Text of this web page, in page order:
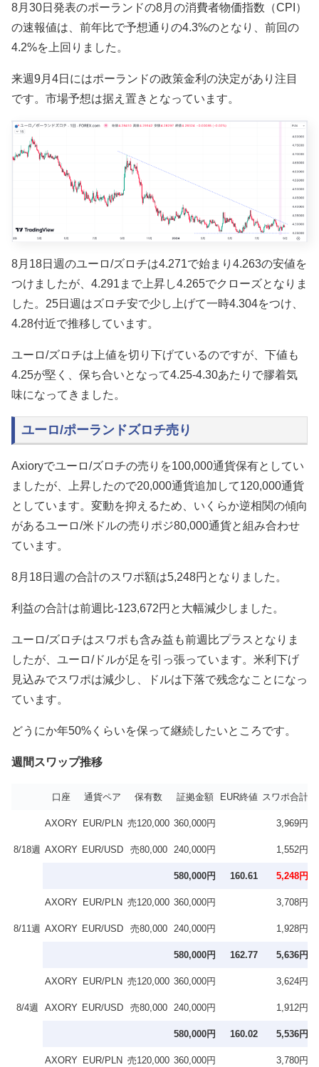
8月30日発表のポーランドの8月の消費者物価指数（CPI）
の速報値は、前年比で予想通りの4.3%のとなり、前回の
4.2%を上回りました。
来週9月4日にはポーランドの政策金利の決定があり注目
です。市場予想は据え置きとなっています。
8月18日週のユーロ/ズロチは4.271で始まり4.263の安値を
つけましたが、4.291まで上昇し4.265でクローズとなりま
した。25日週はズロチ安で少し上げて一時4.304をつけ、
4.28付近で推移しています。
ユーロ/ズロチは上値を切り下げているのですが、下値も
4.25が堅く、保ち合いとなって4.25-4.30あたりで膠着気
味になってきました。
ユーロ/ポーランドズロチ売り
Axioryでユーロ/ズロチの売りを100,000通貨保有としてい
ましたが、上昇したので20,000通貨追加して120,000通貨
としています。変動を抑えるため、いくらか逆相関の傾向
があるユーロ/米ドルの売りポジ80,000通貨と組み合わせ
ています。
8月18日週の合計のスワポ額は5,248円となりました。
利益の合計は前週比-123,672円と大幅減少しました。
ユーロ/ズロチはスワポも含み益も前週比プラスとなりま
したが、ユーロ/ドルが足を引っ張っています。米利下げ
見込みでスワポは減少し、ドルは下落で残念なことになっ
ています。
どうにか年50%くらいを保って継続したいところです。
週間スワップ推移
口座 通貨ペア 保有数 証拠金額 EUR終値 スワポ合計
8/18週
AXORY EUR/PLN 売120,000 360,000円 3,969円
AXORY EUR/USD 売80,000 240,000円 1,552円
580,000円 160.61 5,248円
8/11週
AXORY EUR/PLN 売120,000 360,000円 3,708円
AXORY EUR/USD 売80,000 240,000円 1,928円
580,000円 162.77 5,636円
8/4週
AXORY EUR/PLN 売120,000 360,000円 3,624円
AXORY EUR/USD 売80,000 240,000円 1,912円
580,000円 160.02 5,536円
AXORY EUR/PLN 売120,000 360,000円 3,780円